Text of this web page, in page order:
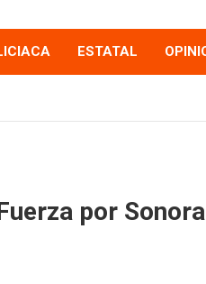
ESTATAL
por Sonora